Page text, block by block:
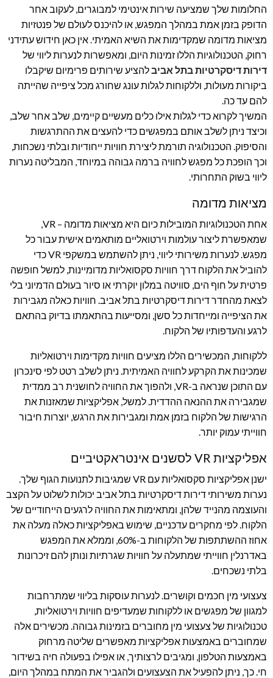
החלומות שלך שמציעה שירות אינטימי למבוגרים, לעקוב אחר
הדופק בזמן אמת במהלך המפגש, או להיכנס לעולם של פנטזיות
מציאות מדומה שמקדימות את השיא האמיתי. אין כאן חידוש עתידני
רחוק, הטכנולוגיות הללו זמינות היום, ומאפשרות לנערות ליווי של
דירות דיסקרטיות בתל אביב להציע שירותים פרימיום שיקבלו
ביקורות מעולות, וללקוחות לגלות עונג שחורג מכל ציפייה שהייתה
להם עד כה.
המשיך לקרוא כדי לגלות אילו כלים מעשיים קיימים, שלב אחר שלב,
וכיצד ניתן לשלב אותם במפגשים כדי להעצים את ההתרגשות
והסיפוק. הטכנולוגיה תורמת ליצירת חוויות ייחודיות ובלתי נשכחות,
וכך הופכת כל מפגש לחוויה ברמה גבוהה במיוחד, המבליטה נערות
ליווי בשוק התחרותי.
מציאות מדומה
שמאפשרת ליצור עולמות וירטואליים מותאמים אישית עבור כל
מפגש. לנערות משירותי ליווי, ניתן להשתמש במשקפי VR כדי
להוביל את הלקוח דרך חוויות סקסואליות מדומיינות, למשל חופשה
פרטית על חוף הים, סוויטה במלון יוקרתי או סיור בעולם הדמיוני בלי
לצאת מהחדר דירות דיסקרטיות בתל אביב. חוויות כאלה מגבירות
את הציפייה ומייחדות כל סשן, ומסייעות בהתאמתו בדיוק בהתאם
לרגע והעדפותיו של הלקוח.
ללקוחות, המכשירים הללו מציעים חוויות מקדימות וירטואליות
שמכינות את הקרקע לחוויה האמיתית. ניתן לשלב רטט לפי סינכרון
עם התוכן שנראה ב-VR, ולהפוך את החוויה לחושנית רב ממדית
שמגבירה את ההנאה ההדדית. למשל, אפליקציות שמאזנות את
הרגישות של הלקוח בזמן אמת ומגבירות את הרגש, יוצרות חיבור
חווייתי עמוק יותר.
אפליקציות VR לסשנים אינטראקטיביים
ישנן אפליקציות סקסואליות עם VR שמגיבות לתנועות הגוף שלך.
נערות משירותי דירות דיסקרטיות בתל אביב יכולות לשלוט על הקצב
והעוצמה מהנייד שלהן, ומתאימות את החוויה לרגעים הייחודיים של
הלקוח. לפי מחקרים עדכניים, שימוש באפליקציות כאלה מעלה את
אחוז ההשתתפות של הלקוחות ב-60%, וממלא את המפגש
באדרנלין חווייתי שמתעלה על חוויות שגרתיות ונותן להם זיכרונות
בלתי נשכחים.
צעצועי מין חכמים וקושרים. לנערות עוסקות בליווי שמתרחבות
למגוון של מפגשים או ללקוחות שמעדיפים חוויות וירטואליות,
טכנולוגיות של צעצועי מין מחוברים בזמינות גבוהה. מכשירים אלה
שמחוברים באמצעות אפליקציות מאפשרים שליטה מרחוק
באמצעות הטלפון, ומגיבים לרצותיך, או אפילו בפעולה חיה בשידור
חי. כך, ניתן להפעיל את הצעצועים ולהגביר את המתח במהלך היום,